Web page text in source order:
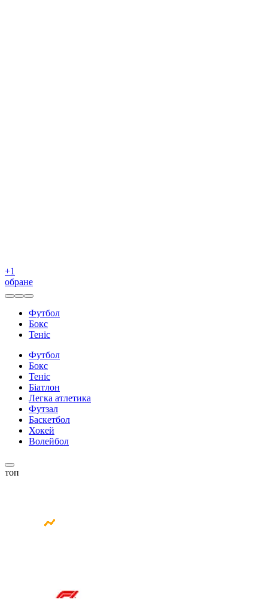
+1
обране
Футбол
Бокс
Теніс
Футбол
Бокс
Теніс
Біатлон
Легка атлетика
Футзал
Баскетбол
Хокей
Волейбол
топ